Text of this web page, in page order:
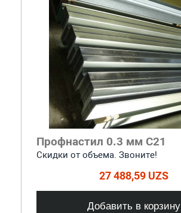
Профнастил 0.3 мм С21
Скидки от объема. Звоните!
27 488,59 UZS
Добавить в корзину